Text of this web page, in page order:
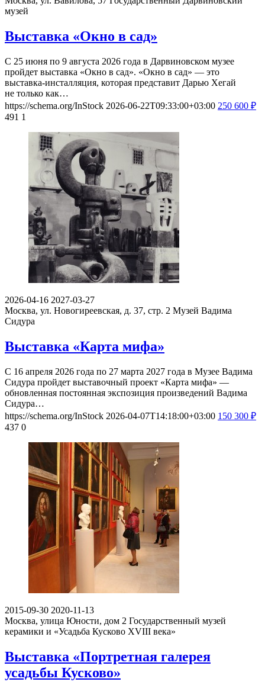
музей
Выставка «Окно в сад»
С 25 июня по 9 августа 2026 года в Дарвиновском музее
пройдет выставка «Окно в сад». «Окно в сад» — это
выставка-инсталляция, которая представит Дарью Хегай
не только как…
https://schema.org/InStock 2026-06-22T09:33:00+03:00 250 600 ₽
491 1
2026-04-16 2027-03-27
Москва, ул. Новогиреевская, д. 37, стр. 2 Музей Вадима
Сидура
Выставка «Карта мифа»
С 16 апреля 2026 года по 27 марта 2027 года в Музее Вадима
Сидура пройдет выставочный проект «Карта мифа» —
обновленная постоянная экспозиция произведений Вадима
Сидура…
https://schema.org/InStock 2026-04-07T14:18:00+03:00 150 300 ₽
437 0
2015-09-30 2020-11-13
Москва, улица Юности, дом 2 Государственный музей
керамики и «Усадьба Кусково XVIII века»
Выставка «Портретная галерея
усадьбы Кусково»